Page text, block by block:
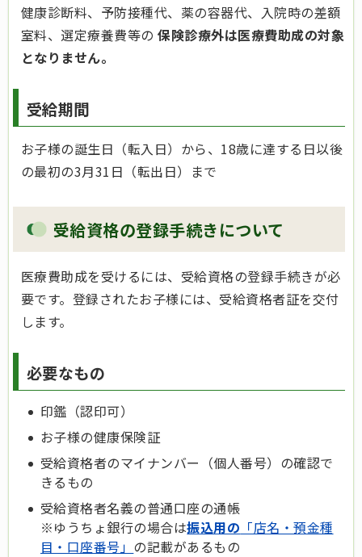
健康診断料、予防接種代、薬の容器代、入院時の差額
室料、選定療養費等の保険診療外は医療費助成の対象
となりません。
受給期間
お子様の誕生日（転入日）から、18歳に達する日以後
の最初の3月31日（転出日）まで
受給資格の登録手続きについて
医療費助成を受けるには、受給資格の登録手続きが必
要です。登録されたお子様には、受給資格者証を交付
します。
必要なもの
印鑑（認印可）
お子様の健康保険証
受給資格者のマイナンバー（個人番号）の確認で
きるもの
受給資格者名義の普通口座の通帳
※ゆうちょ銀行の場合は振込用の 「店名・預金種
目・口座番号」 の記載があるもの